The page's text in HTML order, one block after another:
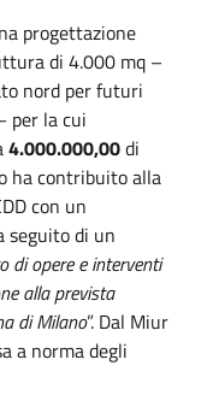
progettazione
di 4.000 mq –
nord per futuri
per la cui
4.000.000,00di
ha contribuito alla
con un
seguito di un
di opere e interventi
alla prevista
di Milano”. Dal Miur
a norma degli